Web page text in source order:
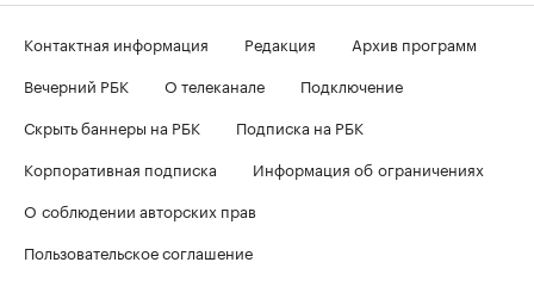
Контактная информация Редакция
Архив программ
Вечерний РБК
О телеканале
Подключение
Скрыть баннеры на РБК
Подписка на РБК
Корпоративная подписка
Информация об ограничениях
О соблюдении авторских прав
Пользовательское соглашение